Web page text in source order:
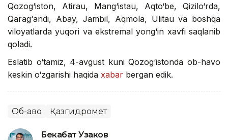
Qozog‘iston, Atirau, Mang‘istau, Aqto‘be, Qizilo‘rda,
Qarag‘andi, Abay, Jambil, Aqmola, Ulitau va boshqa
viloyatlarda yuqori va ekstremal yong‘in xavfi saqlanib
qoladi.
Eslatib o‘tamiz, 4-avgust kuni Qozog‘istonda ob-havo
keskin o‘zgarishi haqida xabar bergan edik.
Об-ҳаво Қазгидромет
Бекабат Узаков